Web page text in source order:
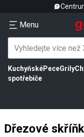
Menu
Kuchyňské
spotřebiče
PeceGrily
Dřezové